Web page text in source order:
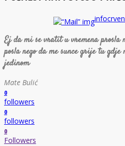
Ej da mi se vratit u vremena prosla
posla nego da me sunce grije tu
jedinom
Mate Bulić
0
followers
0
followers
0
Followers